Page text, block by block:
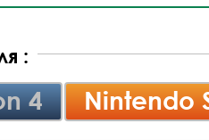
:
4 Nintendo